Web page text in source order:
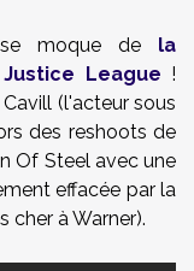
moque de la
League !
(l'acteur sous
des reshoots de
Of Steel avec une
effacée par la
cher à Warner).